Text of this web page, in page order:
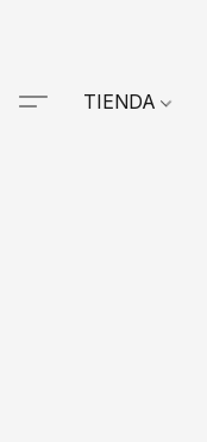
TIENDA